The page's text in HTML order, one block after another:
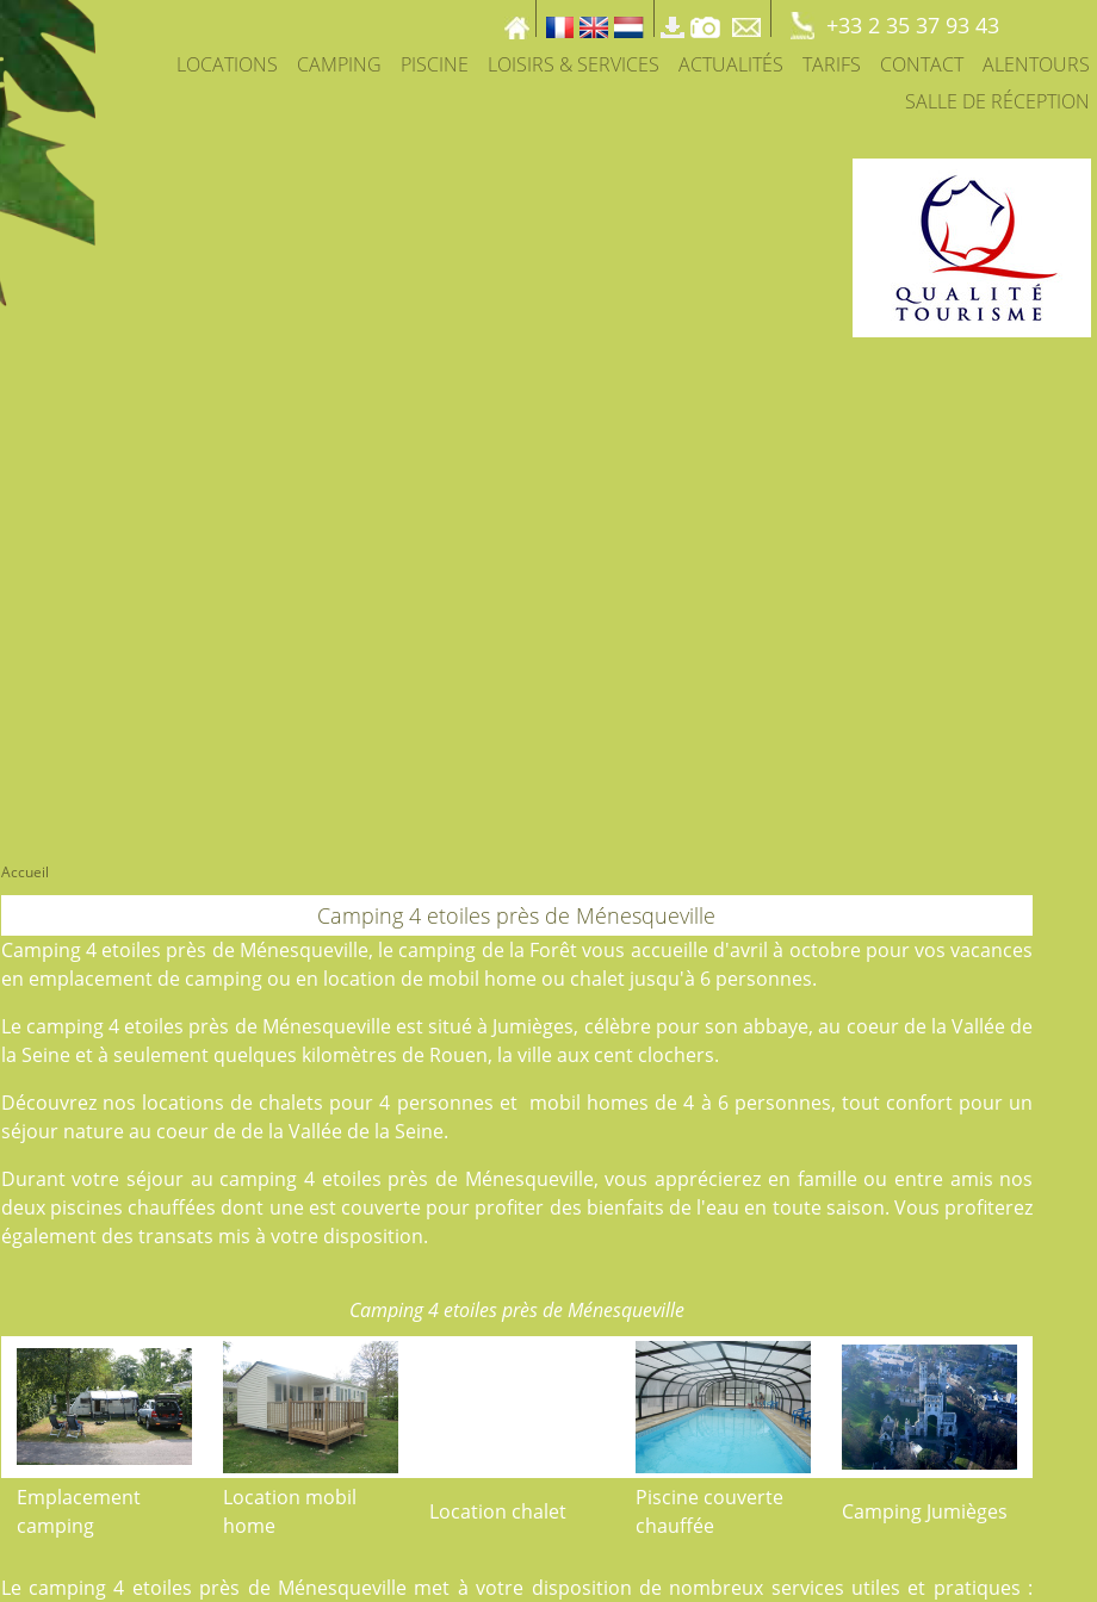
+33 2 35 37 93 43
LOCATIONS CAMPING PISCINE LOISIRS & SERVICES ACTUALITÉS TARIFS CONTACT
ALENTOURS
SALLE DE RÉCEPTION
Accueil
Camping 4 etoiles près de Ménesqueville
Camping 4 etoiles près de Ménesqueville, le camping de la Forêtvous accueille d'avril à octobre pour vos vacances
en emplacement de campingou en location de mobil home ou chalet jusqu'à 6 personnes.
Le camping 4 etoiles près de Ménesqueville est situé à Jumièges, célèbre pour son abbaye, au coeur de la Vallée de
la Seine et à seulement quelques kilomètres de Rouen, la ville aux cent clochers.
Découvrez nos locations de chalets pour 4 personnes et mobil homes de 4 à 6 personnes, tout confort pour un
séjour nature au coeur de de la Vallée de la Seine.
Durant votre séjour au camping 4 etoiles près de Ménesqueville, vous apprécierez en famille ou entre amis nos
deux piscines chauffées dont une est couverte pour profiter des bienfaits de l'eau en toute saison. Vous profiterez
également des transats mis à votre disposition.
Camping 4 etoiles près de Ménesqueville
Emplacement
camping
Location mobil
home
Location chalet
Piscine couverte
chauffée
Camping Jumièges
Le camping 4 etoiles près de Ménesqueville met à votre disposition de nombreux services utiles et pratiques :